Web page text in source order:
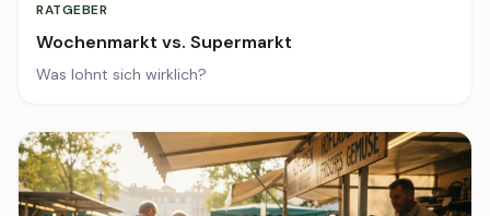
RATGEBER
Wochenmarkt vs. Supermarkt
Was lohnt sich wirklich?